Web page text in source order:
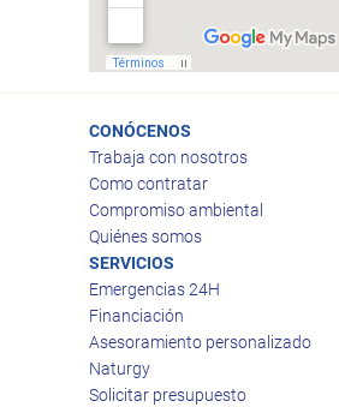
CONÓCENOS
Trabaja con nosotros
Como contratar
Compromiso ambiental
Quiénes somos
SERVICIOS
Emergencias 24H
Financiación
Asesoramiento personalizado
Naturgy
Solicitar presupuesto